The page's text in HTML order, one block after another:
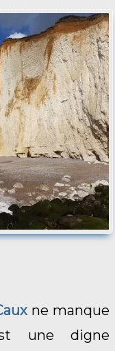
ne manque
une digne